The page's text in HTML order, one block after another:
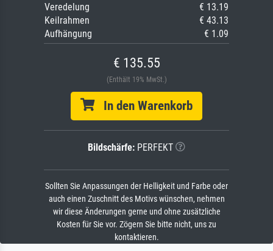
Veredelung
€ 13.19
Keilrahmen
€ 43.13
Aufhängung
€ 1.09
€ 135.55
(Enthält 19% MwSt.)
In den Warenkorb
Bildschärfe: PERFEKT
Sollten Sie Anpassungen der Helligkeit und Farbe oder
auch einen Zuschnitt des Motivs wünschen, nehmen
wir diese Änderungen gerne und ohne zusätzliche
Kosten für Sie vor. Zögern Sie bitte nicht, uns zu
kontaktieren.